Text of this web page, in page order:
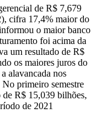
de R$ 7,679
cifra 17,4% maior do
o maior banco
foi acima da
um resultado de R$
os maiores juros do
alavancada nos
primeiro semestre
de R$ 15,039 bilhões,
de 2021